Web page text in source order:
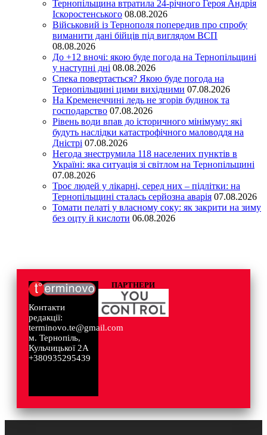
Тернопільщина втратила 24-річного Героя Андрія
Іскоростенського 08.08.2026
Військовий із Тернополя попередив про спробу
виманити дані бійців під виглядом ВСП
08.08.2026
До +12 вночі: якою буде погода на Тернопільщині
у наступні дні 08.08.2026
Спека повертається? Якою буде погода на
Тернопільщині цими вихідними 07.08.2026
На Кременеччині ледь не згорів будинок та
господарство 07.08.2026
Рівень води впав до історичного мінімуму: які
будуть наслідки катастрофічного маловоддя на
Дністрі 07.08.2026
Негода знеструмила 118 населених пунктів в
Україні: яка ситуація зі світлом на Тернопільщині
07.08.2026
Троє людей у лікарні, серед них – підлітки: на
Тернопільщині сталась серйозна аварія 07.08.2026
Томати пелаті у власному соку: як закрити на зиму
без оцту й кислоти 06.08.2026
Контакти
редакції:
terminovo.te@gmail.com
м. Тернопіль,
Кульчицької 2А
+380935295439
ПАРТНЕРИ